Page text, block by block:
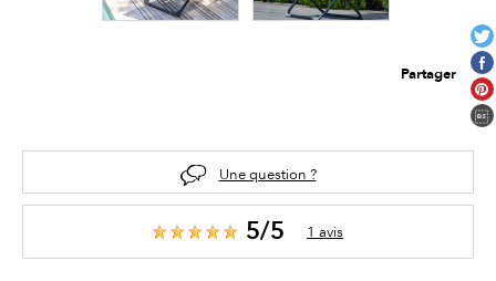
Partager
Une question ?
5/5 1 avis